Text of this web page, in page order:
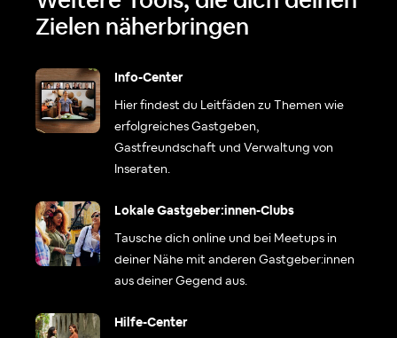
Zielen näherbringen
Info-Center
Hier findest du Leitfäden zu Themen wie
erfolgreiches Gastgeben,
Gastfreundschaft und Verwaltung von
Inseraten.
Lokale Gastgeber:innen-Clubs
Tausche dich online und bei Meetups in
deiner Nähe mit anderen Gastgeber:innen
aus deiner Gegend aus.
Hilfe-Center